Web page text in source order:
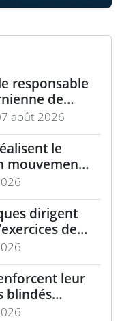
responsable
de
août 2026
le
mouvement
dirigent
de
leur
blindés